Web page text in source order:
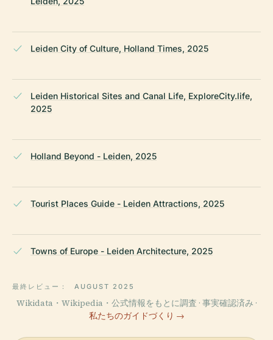
Leiden City of Culture, Holland Times, 2025
Leiden Historical Sites and Canal Life, ExploreCity.life,
2025
Holland Beyond - Leiden, 2025
Tourist Places Guide - Leiden Attractions, 2025
Towns of Europe - Leiden Architecture, 2025
最終レビュー： AUGUST 2025
Wikidata・Wikipedia・公式情報をもとに調査 · 事実確認済み ·
私たちのガイドづくり →